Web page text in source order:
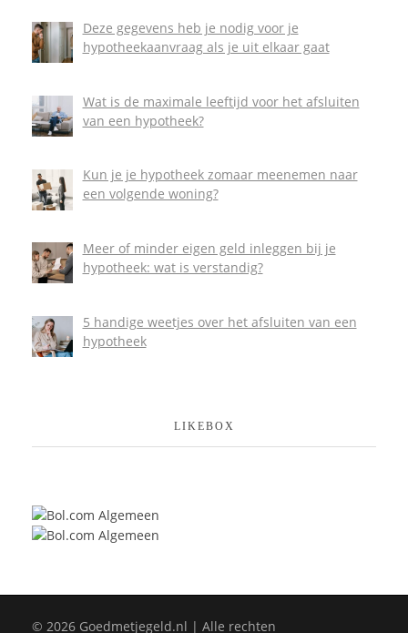
Deze gegevens heb je nodig voor je
hypotheekaanvraag als je uit elkaar gaat
Wat is de maximale leeftijd voor het afsluiten
van een hypotheek?
Kun je je hypotheek zomaar meenemen naar
een volgende woning?
Meer of minder eigen geld inleggen bij je
hypotheek: wat is verstandig?
5 handige weetjes over het afsluiten van een
hypotheek
LIKEBOX
© 2026 Goedmetjegeld.nl | Alle rechten